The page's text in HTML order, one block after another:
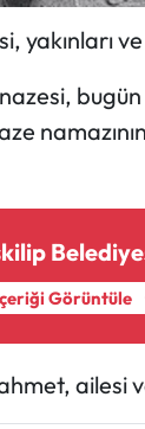
yakınları
Görüntüle
ailesi